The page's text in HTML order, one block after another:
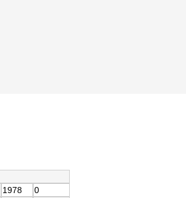
1978
0